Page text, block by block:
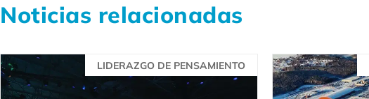
Noticias relacionadas
LIDERAZGO DE PENSAMIENTO